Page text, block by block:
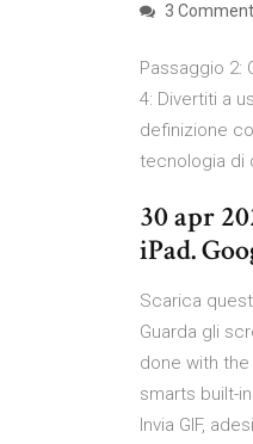
3
Passaggio 2:
4: Divertiti a
definizione
tecnologia di
30 apr
iPad.
Scarica
Guarda gli
done with
smarts built-
Invia GIF,